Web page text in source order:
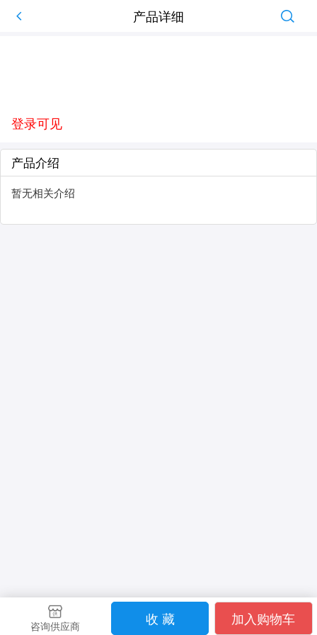
产品详细
登录可见
产品介绍
暂无相关介绍
咨询供应商 收 藏 加入购物车